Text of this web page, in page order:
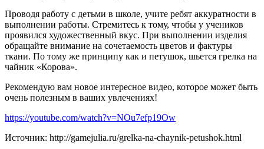
Проводя работу с детьми в школе, учите ребят аккуратности в
выполнении работы. Стремитесь к тому, чтобы у учеников
проявился художественный вкус. При выполнении изделия
обращайте внимание на сочетаемость цветов и фактуры
ткани. По тому же принципу как и петушок, шьется грелка на
чайник «Корова».
Рекомендую вам новое интересное видео, которое может быть
очень полезным в ваших увлечениях!
https://youtube.com/watch?v=NOu7efp19Ow
Источник: http://gamejulia.ru/grelka-na-chaynik-petushok.html